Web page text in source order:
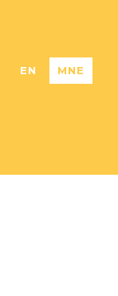
EN MNE